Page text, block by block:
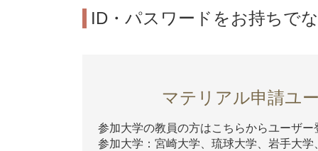
ID・パスワードをお持ちで
マテリアル申請ユ
参加大学の教員の方はこちらからユーザー
参加大学：宮崎大学、琉球大学、岩手大